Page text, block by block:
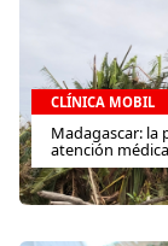
CLÍNICA MOBIL
Madagascar: la
atención